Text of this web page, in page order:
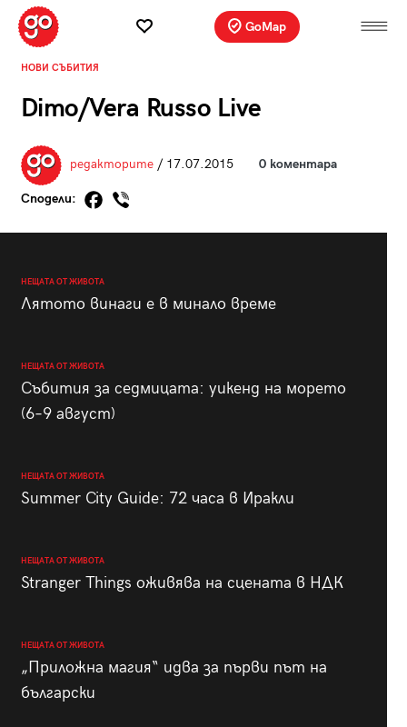
GoMap
НОВИ СЪБИТИЯ
Dimo/Vera Russo Live
редакторите/ 17.07.2015 0 коментара
Сподели:
НЕЩАТА ОТ ЖИВОТА
Лятото винаги е в минало време
НЕЩАТА ОТ ЖИВОТА
Събития за седмицата: уикенд на морето
(6–9 август)
НЕЩАТА ОТ ЖИВОТА
Summer City Guide: 72 часа в Иракли
НЕЩАТА ОТ ЖИВОТА
Stranger Things оживява на сцената в НДК
НЕЩАТА ОТ ЖИВОТА
„Приложна магия“ идва за първи път на
български